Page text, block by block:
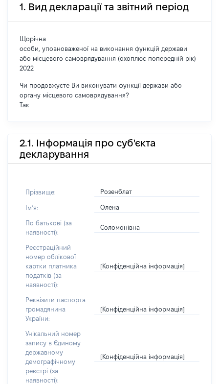
1. Вид декларації та звітний період
Щорічна
особи, уповноваженої на виконання функцій держави
або місцевого самоврядування (охоплює попередній рік)
2022
Чи продовжуєте Ви виконувати функції держави або
органу місцевого самоврядування?
Так
2.1. Інформація про суб'єкта
декларування
Прізвище: Розенблат
Імʼя: Олена
По батькові (за
наявності):
Соломонівна
Реєстраційний
номер облікової
картки платника
податків (за
наявності):
[Конфіденційна інформація]
Реквізити паспорта
громадянина
України:
[Конфіденційна інформація]
Унікальний номер
запису в Єдиному
державному
демографічному
реєстрі (за
наявності):
[Конфіденційна інформація]